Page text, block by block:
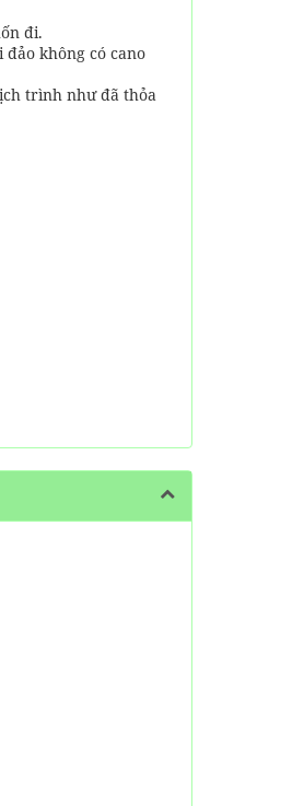
đi.
không có cano
trình như đã thỏa